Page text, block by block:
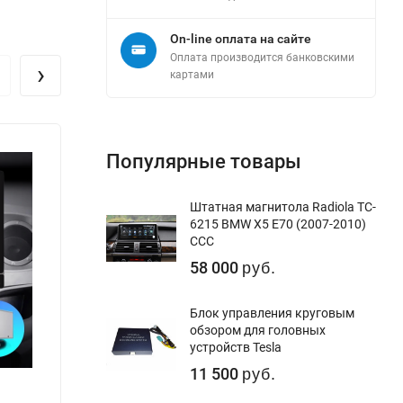
›
On-line оплата на сайте
Оплата производится банковскими
картами
Популярные товары
Штатная магнитола Radiola TC-
6215 BMW X5 E70 (2007-2010)
CCC
58 000 руб.
Блок управления круговым
обзором для головных
устройств Tesla
11 500 руб.